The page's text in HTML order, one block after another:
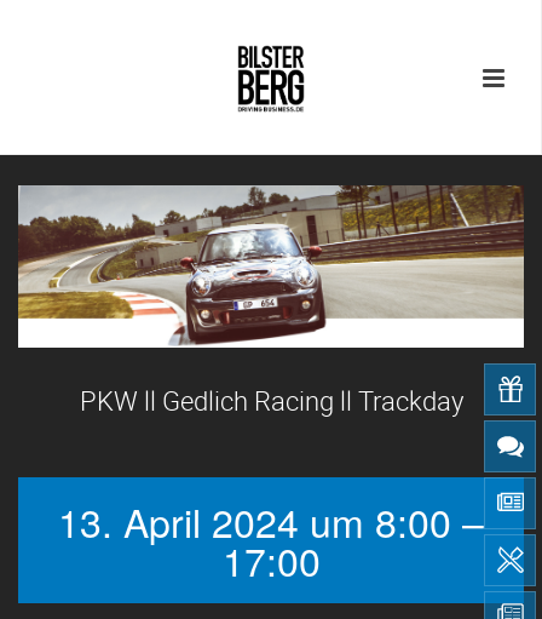
PKW ll Gedlich Racing ll Trackday
13. April 2024 um 8:00 –
17:00